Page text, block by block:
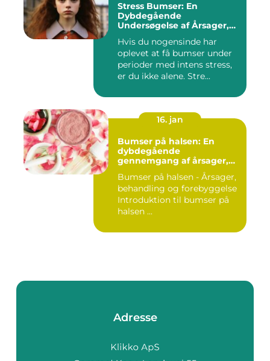
Stress Bumser: En
Dybdegående
Undersøgelse af Årsager,
Hvis du nogensinde har
oplevet at få bumser under
perioder med intens stress,
er du ikke alene. Stre...
16. jan
Bumser på halsen: En
dybdegående
gennemgang af årsager,
forebyggelse
Bumser på halsen - Årsager,
behandling og forebyggelse
Introduktion til bumser på
halsen ...
Adresse